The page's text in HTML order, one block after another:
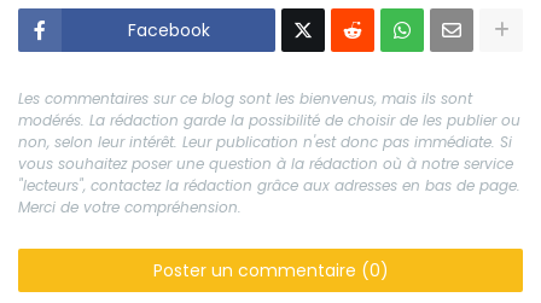
Facebook
Les commentaires sur ce blog sont les bienvenus, mais ils sont
modérés. La rédaction garde la possibilité de choisir de les publier ou
non, selon leur intérêt. Leur publication n'est donc pas immédiate. Si
vous souhaitez poser une question à la rédaction où à notre service
"lecteurs", contactez la rédaction grâce aux adresses en bas de page.
Merci de votre compréhension.
Poster un commentaire (0)